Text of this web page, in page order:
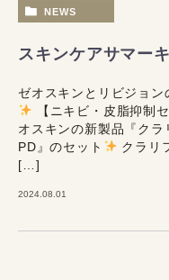
NEWS
スキンケアサマー
ゼオスキンとリビジョ
【ニキビ・皮脂抑制
オスキンの新製品『ク
PD』のセット
クラリ
[…]
2024.08.01